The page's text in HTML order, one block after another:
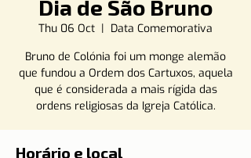
Dia de São Bruno
Thu 06 Oct
  |
Data Comemorativa
Bruno de Colónia foi um monge alemão
que fundou a Ordem dos Cartuxos, aquela
que é considerada a mais rígida das
ordens religiosas da Igreja Católica.
Horário e local